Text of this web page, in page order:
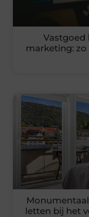
Vastgoed
marketing: zo
letten bij het